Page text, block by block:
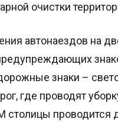
очистки
автонаездов на
знаки –
где проводят
проводится